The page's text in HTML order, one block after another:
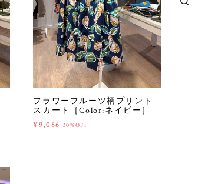
フラワーフルーツ柄プリント
スカート［Color:ネイビー］
¥9,086 30%OFF